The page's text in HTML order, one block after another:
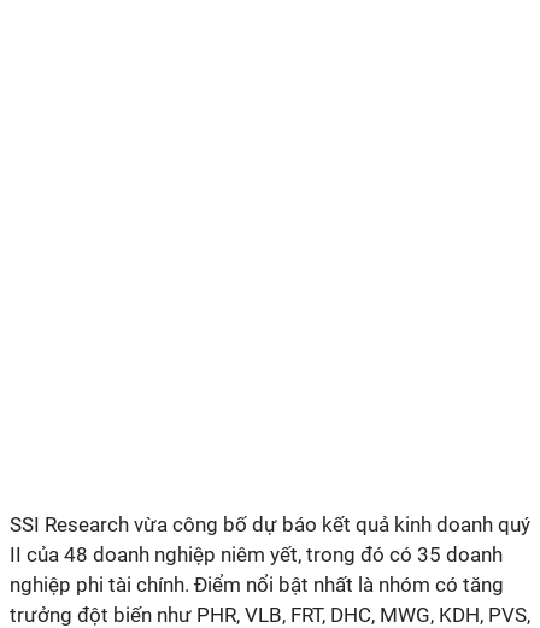
SSI Research vừa công bố dự báo kết quả kinh doanh quý
II của 48 doanh nghiệp niêm yết, trong đó có 35 doanh
nghiệp phi tài chính. Điểm nổi bật nhất là nhóm có tăng
trưởng đột biến như PHR, VLB, FRT, DHC, MWG, KDH, PVS,